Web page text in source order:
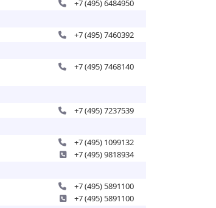
+7 (495) 6484950
+7 (495) 7460392
+7 (495) 7468140
+7 (495) 7237539
+7 (495) 1099132
+7 (495) 9818934
+7 (495) 5891100
+7 (495) 5891100